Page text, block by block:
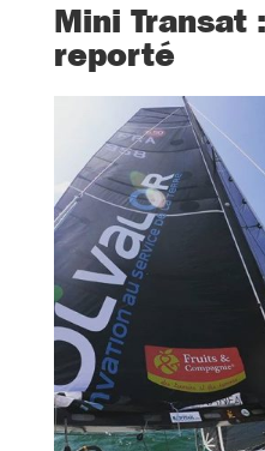
Mini Transat
reporté